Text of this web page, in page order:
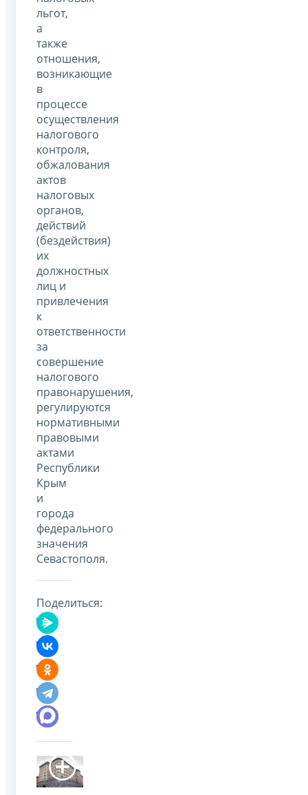
льгот,
а
также
отношения,
возникающие
в
процессе
осуществления
налогового
контроля,
обжалования
актов
налоговых
органов,
действий
(бездействия)
их
должностных
лиц и
привлечения
к
ответственности
за
совершение
налогового
правонарушения,
регулируются
нормативными
правовыми
актами
Республики
Крым
и
города
федерального
значения
Севастополя.
Поделиться: